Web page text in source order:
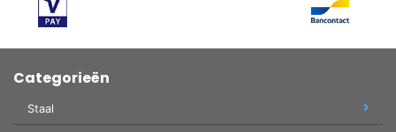
Categorieën
Staal